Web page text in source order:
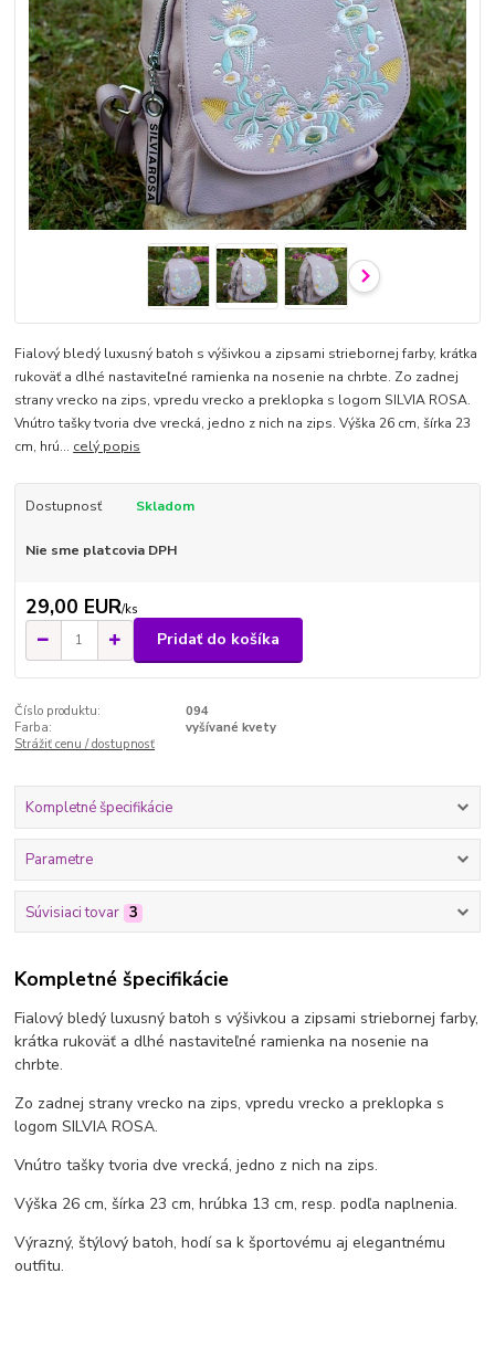
Fialový bledý luxusný batoh s výšivkou a zipsami striebornej farby, krátka
rukoväť a dlhé nastaviteľné ramienka na nosenie na chrbte. Zo zadnej
strany vrecko na zips, vpredu vrecko a preklopka s logom SILVIA ROSA.
Vnútro tašky tvoria dve vrecká, jedno z nich na zips. Výška 26 cm, šírka 23
cm, hrú... celý popis
Dostupnosť Skladom
Nie sme platcovia DPH
29,00 EUR/ks
Pridať do košíka
Číslo produktu:
094
Farba:
vyšívané kvety
Strážiť cenu / dostupnosť
Kompletné špecifikácie
Parametre
Súvisiaci tovar 3
Kompletné špecifikácie
Fialový bledý luxusný batoh s výšivkou a zipsami striebornej farby,
krátka rukoväť a dlhé nastaviteľné ramienka na nosenie na
chrbte.
Zo zadnej strany vrecko na zips, vpredu vrecko a preklopka s
logom SILVIA ROSA.
Vnútro tašky tvoria dve vrecká, jedno z nich na zips.
Výška 26 cm, šírka 23 cm, hrúbka 13 cm, resp. podľa naplnenia.
Výrazný, štýlový batoh, hodí sa k športovému aj elegantnému
outfitu.